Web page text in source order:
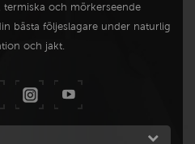
och mörkerseende
bästa följeslagare under naturlig
och jakt.